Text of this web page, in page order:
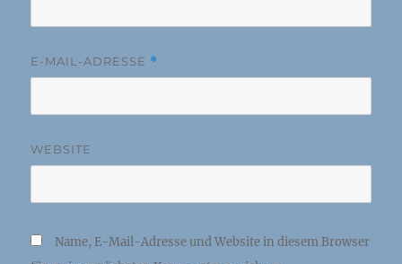
E-MAIL-ADRESSE *
WEBSITE
Name, E-Mail-Adresse und Website in diesem Browser